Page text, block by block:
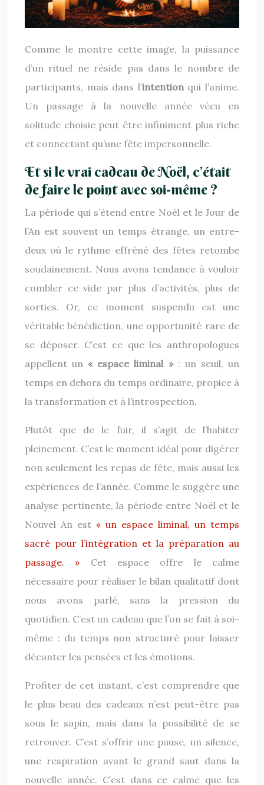
Comme le montre cette image, la puissance
d’un rituel ne réside pas dans le nombre de
participants, mais dans l’intentionqui l’anime.
Un passage à la nouvelle année vécu en
solitude choisie peut être infiniment plus riche
et connectant qu’une fête impersonnelle.
Et si le vrai cadeau de Noël, c’était
de faire le point avec soi-même ?
La période qui s’étend entre Noël et le Jour de
l’An est souvent un temps étrange, un entre-
deux où le rythme effréné des fêtes retombe
soudainement. Nous avons tendance à vouloir
combler ce vide par plus d’activités, plus de
sorties. Or, ce moment suspendu est une
véritable bénédiction, une opportunité rare de
se déposer. C’est ce que les anthropologues
appellent un« espace liminal »: un seuil, un
temps en dehors du temps ordinaire, propice à
la transformation et à l’introspection.
Plutôt que de le fuir, il s’agit de l’habiter
pleinement. C’est le moment idéal pour digérer
non seulement les repas de fête, mais aussi les
expériences de l’année. Comme le suggère une
analyse pertinente, la période entre Noël et le
Nouvel An est « un espace liminal, un temps
sacré pour l’intégration et la préparation au
passage. » Cet espace offre le calme
nécessaire pour réaliser le bilan qualitatif dont
nous avons parlé, sans la pression du
quotidien. C’est un cadeau que l’on se fait à soi-
même : du temps non structuré pour laisser
décanter les pensées et les émotions.
Profiter de cet instant, c’est comprendre que
le plus beau des cadeaux n’est peut-être pas
sous le sapin, mais dans la possibilité de se
retrouver. C’est s’offrir une pause, un silence,
une respiration avant le grand saut dans la
nouvelle année. C’est dans ce calme que les